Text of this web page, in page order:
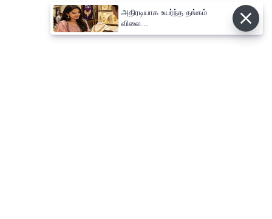
அதிரடியாக உயர்ந்த தங்கம்
விலை...